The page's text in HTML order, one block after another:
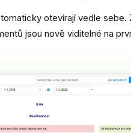
otevírají vedle sebe.
jsou nově viditelné na